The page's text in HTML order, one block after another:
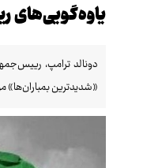
یاوه‌گویی‌های
دونالد ترامپ،
«شدیدترین